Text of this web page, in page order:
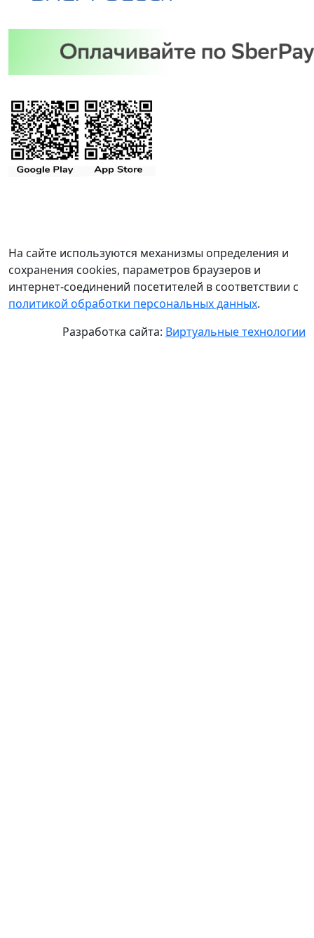
На сайте используются механизмы определения и
сохранения cookies, параметров браузеров и
интернет-соединений посетителей в соответствии с
политикой обработки персональных данных.
Разработка сайта: Виртуальные технологии